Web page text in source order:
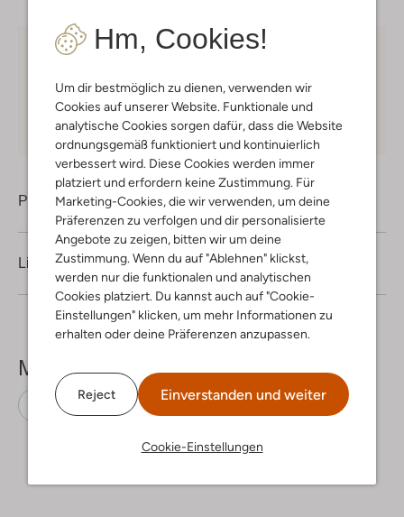
Hm, Cookies!
Um dir bestmöglich zu dienen, verwenden wir
Cookies auf unserer Website. Funktionale und
analytische Cookies sorgen dafür, dass die Website
ordnungsgemäß funktioniert und kontinuierlich
verbessert wird. Diese Cookies werden immer
platziert und erfordern keine Zustimmung. Für
Marketing-Cookies, die wir verwenden, um deine
Präferenzen zu verfolgen und dir personalisierte
Angebote zu zeigen, bitten wir um deine
Zustimmung. Wenn du auf "Ablehnen" klickst,
werden nur die funktionalen und analytischen
Cookies platziert. Du kannst auch auf "Cookie-
Einstellungen" klicken, um mehr Informationen zu
erhalten oder deine Präferenzen anzupassen.
Reject Einverstanden und weiter
Cookie-Einstellungen
Kostenloser Versand
Kauf auf Rechnung 30 TagenRückgaberecht
Produktinformation
Lieferung & Rückgabe
Mehr sehen
Schnürboots Timberland Nubuk